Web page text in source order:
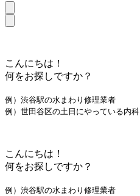
こんにちは！
何をお探しですか？
例）渋谷駅の水まわり修理業者
例）世田谷区の土日にやっている内科
こんにちは！
何をお探しですか？
例）渋谷駅の水まわり修理業者